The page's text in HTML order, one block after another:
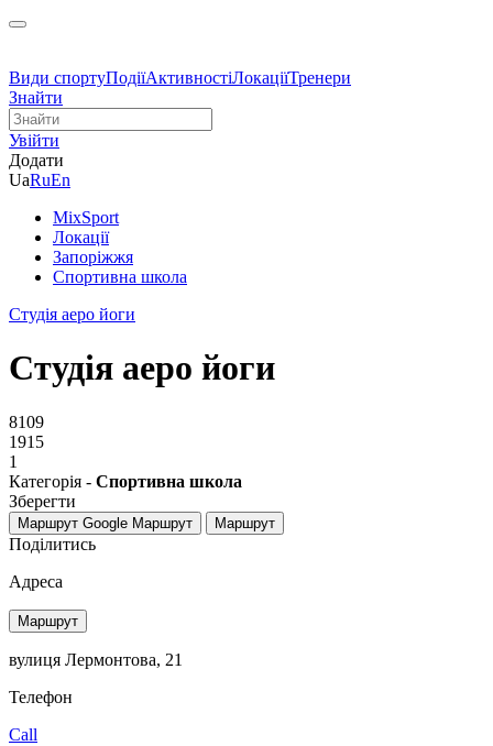
Види спортуПодіїАктивностіЛокаціїТренери
Знайти
Увійти
Додати
UaRuEn
MixSport
Локації
Запоріжжя
Спортивна школа
Студія аеро йоги
Студія аеро йоги
8109
1915
1
Категорія - Спортивна школа
Зберегти
Маршрут Google Маршрут Маршрут
Поділитись
Адреса
Маршрут
вулиця Лермонтова, 21
Телефон
Call